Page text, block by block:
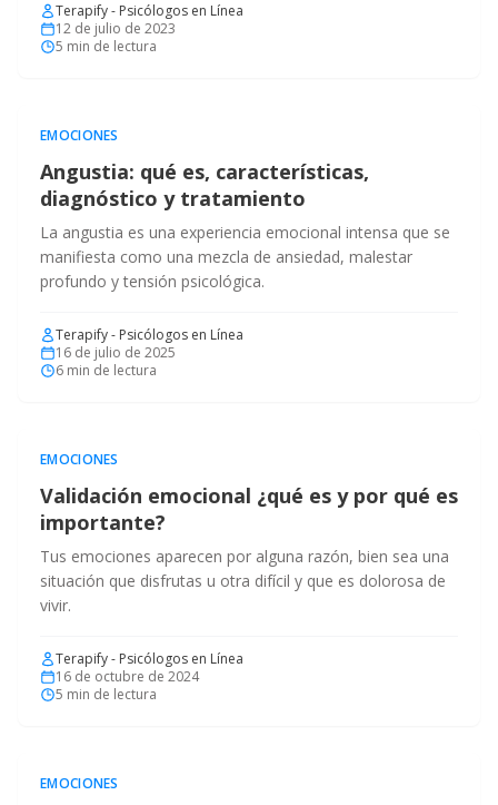
Terapify - Psicólogos en Línea
12 de julio de 2023
5 min de lectura
EMOCIONES
Angustia: qué es, características,
diagnóstico y tratamiento
La angustia es una experiencia emocional intensa que se
manifiesta como una mezcla de ansiedad, malestar
profundo y tensión psicológica.
Terapify - Psicólogos en Línea
16 de julio de 2025
6 min de lectura
EMOCIONES
Validación emocional ¿qué es y por qué es
importante?
Tus emociones aparecen por alguna razón, bien sea una
situación que disfrutas u otra difícil y que es dolorosa de
vivir.
Terapify - Psicólogos en Línea
16 de octubre de 2024
5 min de lectura
EMOCIONES